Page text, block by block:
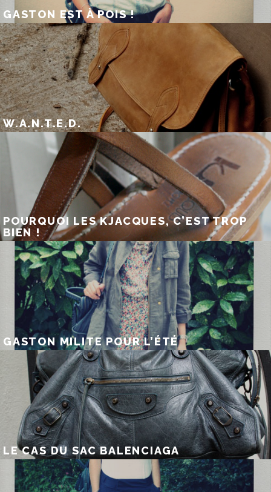
GASTON EST À POIS !
W.A.N.T.E.D.
POURQUOI LES KJACQUES, C’EST TROP
BIEN !
GASTON MILITE POUR L’ÉTÉ
LE CAS DU SAC BALENCIAGA